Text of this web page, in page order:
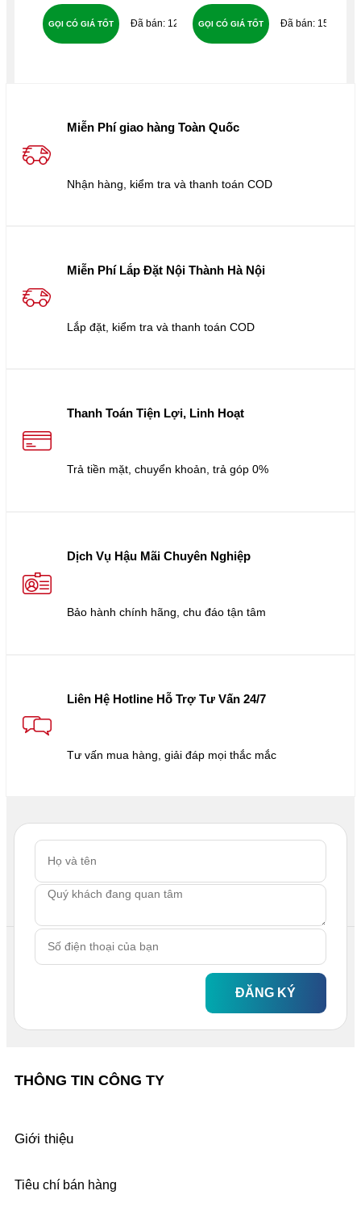
127
GỌI CÓ GIÁ TỐT 150
GỌI CÓ GIÁ TỐT
Miễn Phí giao hàng Toàn Quốc
Nhận hàng, kiểm tra và thanh toán COD
Miễn Phí Lắp Đặt Nội Thành Hà Nội
Lắp đặt, kiểm tra và thanh toán COD
Thanh Toán Tiện Lợi, Linh Hoạt
Trả tiền mặt, chuyển khoản, trả góp 0%
Dịch Vụ Hậu Mãi Chuyên Nghiệp
Bảo hành chính hãng, chu đáo tận tâm
Liên Hệ Hotline Hỗ Trợ Tư Vấn 24/7
Tư vấn mua hàng, giải đáp mọi thắc mắc
ĐĂNG KÝ
THÔNG TIN CÔNG TY
Giới thiệu
Tiêu chí bán hàng